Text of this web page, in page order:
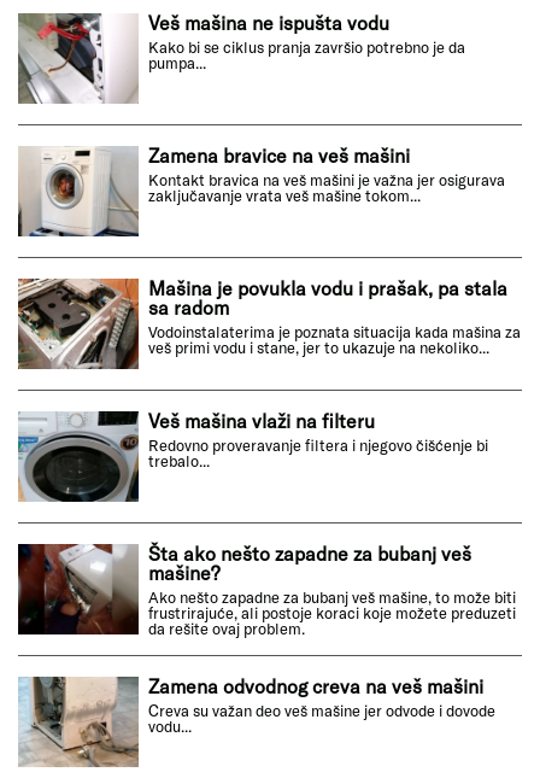
Veš mašina ne ispušta vodu
Kako bi se ciklus pranja završio potrebno je da
pumpa...
Zamena bravice na veš mašini
Kontakt bravica na veš mašini je važna jer osigurava
zaključavanje vrata veš mašine tokom...
Mašina je povukla vodu i prašak, pa stala
sa radom
Vodoinstalaterima je poznata situacija kada mašina za
veš primi vodu i stane, jer to ukazuje na nekoliko...
Veš mašina vlaži na filteru
Redovno proveravanje filtera i njegovo čišćenje bi
trebalo...
Šta ako nešto zapadne za bubanj veš
mašine?
Ako nešto zapadne za bubanj veš mašine, to može biti
frustrirajuće, ali postoje koraci koje možete preduzeti
da rešite ovaj problem.
Zamena odvodnog creva na veš mašini
Creva su važan deo veš mašine jer odvode i dovode
vodu...